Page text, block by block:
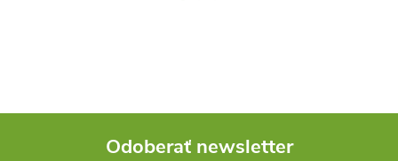
Odoberať newsletter